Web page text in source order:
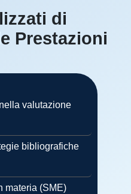
di
Prestazioni
valutazione
bibliografiche
materia (SME)